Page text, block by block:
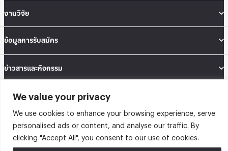
We value your privacy
We use cookies to enhance your browsing experience, serve
personalised ads or content, and analyse our traffic. By
clicking "Accept All", you consent to our use of cookies.
งานวิจัย
ข้อมูลการรับสมัคร
ข่าวสารและกิจกรรม
คณะสถิติประยุกต์ อาคารนวมินทราธิราช ชั้น 12 เลขที่ 148 ถนนเสรีไทย แขวงคลองจั่น
Tel: 02-727-3035-40
Fax: 02-374-4061